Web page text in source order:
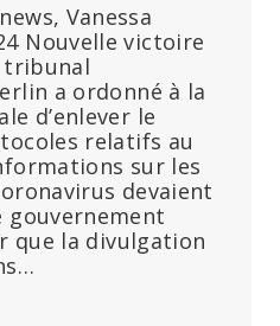
Vanessa
Nouvelle victoire
tribunal
a ordonné à la
d’enlever le
relatifs au
sur les
devaient
gouvernement
que la divulgation